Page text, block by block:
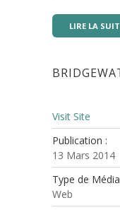
LIRE LA
Visit Site
Publication :
13 Mars 2014
Type de
Web